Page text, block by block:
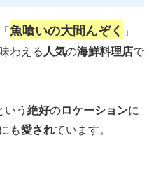
魚喰いの大間んぞく 」
わえる 人気の海鮮料理店で
いう絶好のロケーションに
も愛されています。